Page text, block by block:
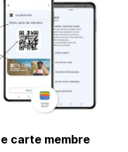
carte membre